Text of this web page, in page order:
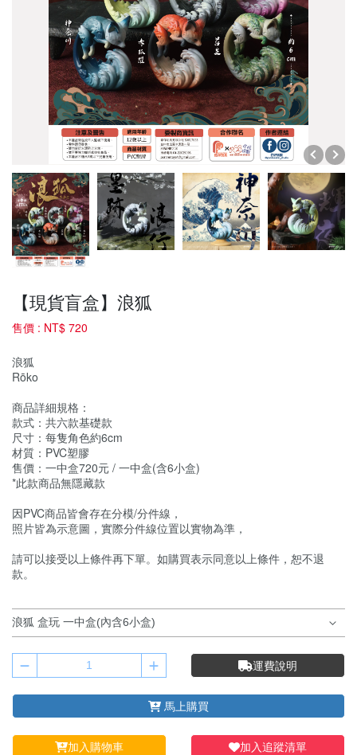
【現貨盲盒】浪狐
售價 : NT$ 720
浪狐
Rōko
商品詳細規格：
款式：共六款基礎款
尺寸：每隻角色約6cm​
材質：PVC塑膠
售價：一中盒720元 / 一中盒(含6小盒)
*此款商品無隱藏款
因PVC商品皆會存在分模/分件線，
照片皆為示意圖，實際分件線位置以實物為準，
請可以接受以上條件再下單。如購買表示同意以上條件，恕不退
款。
運費說明
馬上購買
加入購物車 加入追蹤清單